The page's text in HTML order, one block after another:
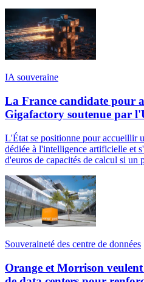
IA souveraine
La France candidate pour
Gigafactory soutenue par
L'État se positionne pour accueillir
dédiée à l'intelligence artificielle et
d'euros de capacités de calcul si un
Souveraineté des centre de données
Orange et Morrison